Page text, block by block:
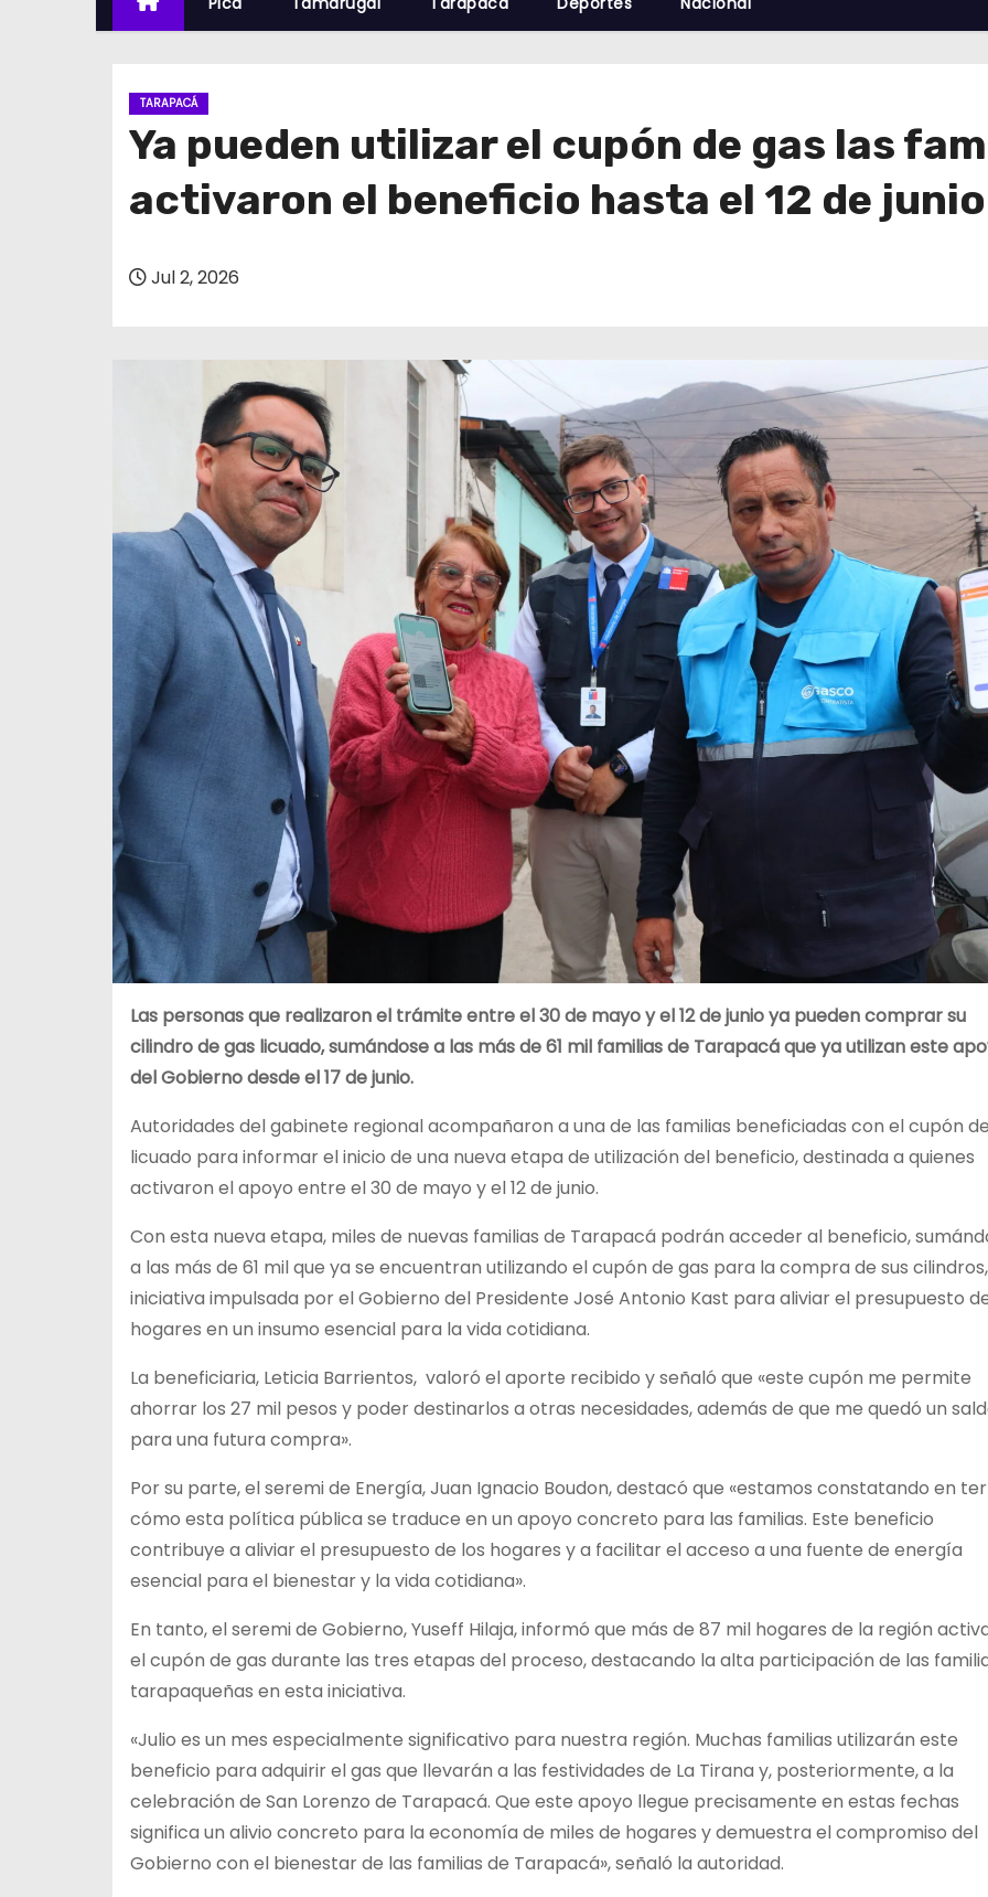
TARAPACÁ
Ya pueden utilizar el cupón de gas las
activaron el beneficio hasta el 12 de junio
Jul 2, 2026
Las personas que realizaron el trámite entre el 30 de mayo y el 12 de junio ya pueden comprar su
cilindro de gas licuado, sumándose a las más de 61 mil familias de Tarapacá que ya utilizan este
del Gobierno desde el 17 de junio.
Autoridades del gabinete regional acompañaron a una de las familias beneficiadas con el cupón
licuado para informar el inicio de una nueva etapa de utilización del beneficio, destinada a quienes
activaron el apoyo entre el 30 de mayo y el 12 de junio.
Con esta nueva etapa, miles de nuevas familias de Tarapacá podrán acceder al beneficio,
a las más de 61 mil que ya se encuentran utilizando el cupón de gas para la compra de sus cilindros,
iniciativa impulsada por el Gobierno del Presidente José Antonio Kast para aliviar el presupuesto
hogares en un insumo esencial para la vida cotidiana.
La beneficiaria, Leticia Barrientos, valoró el aporte recibido y señaló que «este cupón me permite
ahorrar los 27 mil pesos y poder destinarlos a otras necesidades, además de que me quedó un
para una futura compra».
Por su parte, el seremi de Energía, Juan Ignacio Boudon, destacó que «estamos constatando en
cómo esta política pública se traduce en un apoyo concreto para las familias. Este beneficio
contribuye a aliviar el presupuesto de los hogares y a facilitar el acceso a una fuente de energía
esencial para el bienestar y la vida cotidiana».
En tanto, el seremi de Gobierno, Yuseff Hilaja, informó que más de 87 mil hogares de la región
el cupón de gas durante las tres etapas del proceso, destacando la alta participación de las
tarapaqueñas en esta iniciativa.
«Julio es un mes especialmente significativo para nuestra región. Muchas familias utilizarán este
beneficio para adquirir el gas que llevarán a las festividades de La Tirana y, posteriormente, a la
celebración de San Lorenzo de Tarapacá. Que este apoyo llegue precisamente en estas fechas
significa un alivio concreto para la economía de miles de hogares y demuestra el compromiso del
Gobierno con el bienestar de las familias de Tarapacá», señaló la autoridad.